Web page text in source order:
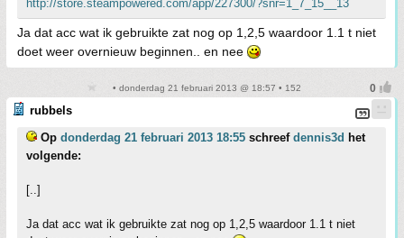
http://store.steampowered.com/app/227300/?snr=1_7_15__13
Ja dat acc wat ik gebruikte zat nog op 1,2,5 waardoor 1.1 t niet
doet weer overnieuw beginnen.. en nee
• donderdag 21 februari 2013 @ 18:57 • 152
rubbels
Op donderdag 21 februari 2013 18:55 schreef dennis3d het
volgende:
[..]
Ja dat acc wat ik gebruikte zat nog op 1,2,5 waardoor 1.1 t niet